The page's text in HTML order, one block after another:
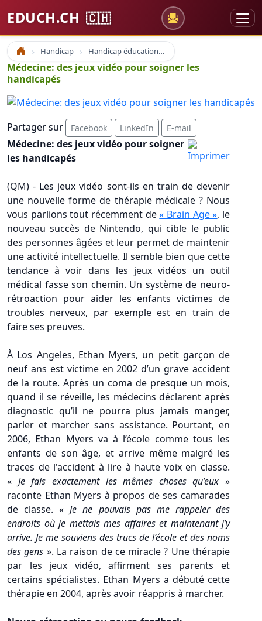
EDUCH.CH 🇨🇭
Accueil Handicap Handicap éducation spécialisée
Médecine: des jeux vidéo pour soigner les
handicapés
Partager sur Facebook LinkedIn E-mail
Médecine: des jeux vidéo pour soigner
les handicapés
(QM) - Les jeux vidéo sont-ils en train de devenir
une nouvelle forme de thérapie médicale ? Nous
vous parlions tout récemment de« Brain Age », le
nouveau succès de Nintendo, qui cible le public
des personnes âgées et leur permet de maintenir
une activité intellectuelle. Il semble bien que cette
tendance à voir dans les jeux vidéos un outil
médical fasse son chemin. Un système de neuro-
rétroaction pour aider les enfants victimes de
troubles nerveux, par exemple est en train de
faire ses preuves.
À Los Angeles, Ethan Myers, un petit garçon de
neuf ans est victime en 2002 d’un grave accident
de la route. Après un coma de presque un mois,
quand il se réveille, les médecins déclarent après
diagnostic qu’il ne pourra plus jamais manger,
parler et marcher sans assistance. Pourtant, en
2006, Ethan Myers va à l’école comme tous les
enfants de son âge, et arrive même malgré les
traces de l'accident à lire à haute voix en classe.
« Je fais exactement les mêmes choses qu’eux »
raconte Ethan Myers à propos de ses camarades
de classe. «Je ne pouvais pas me rappeler des
endroits où je mettais mes affaires et maintenant j’y
arrive. Je me souviens des trucs de l’école et des noms
des gens ». La raison de ce miracle ? Une thérapie
par les jeux vidéo, affirment ses parents et
certains spécialistes. Ethan Myers a débuté cette
thérapie en 2004, après avoir réappris à marcher.